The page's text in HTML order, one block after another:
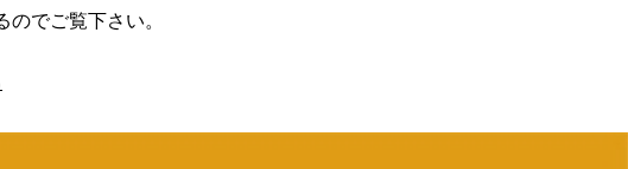
でご覧下さい。